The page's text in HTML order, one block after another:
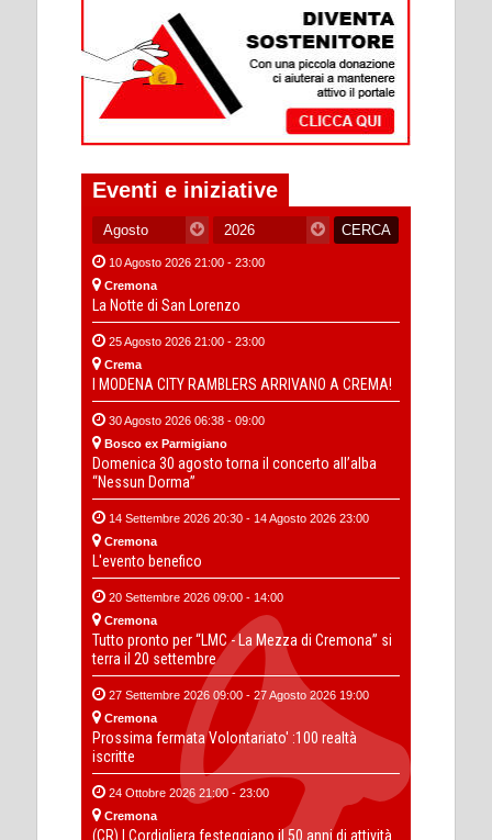
Eventi e iniziative
10 Agosto 2026 21:00 - 23:00
Cremona
La Notte di San Lorenzo
25 Agosto 2026 21:00 - 23:00
Crema
I MODENA CITY RAMBLERS ARRIVANO A CREMA!
30 Agosto 2026 06:38 - 09:00
Bosco ex Parmigiano
Domenica 30 agosto torna il concerto all’alba
“Nessun Dorma”
14 Settembre 2026 20:30 - 14 Agosto 2026 23:00
Cremona
L'evento benefico
20 Settembre 2026 09:00 - 14:00
Cremona
Tutto pronto per “LMC - La Mezza di Cremona” si
terra il 20 settembre
27 Settembre 2026 09:00 - 27 Agosto 2026 19:00
Cremona
Prossima fermata Volontariato' :100 realtà
iscritte
24 Ottobre 2026 21:00 - 23:00
Cremona
(CR) I Cordigliera festeggiano il 50 anni di attività